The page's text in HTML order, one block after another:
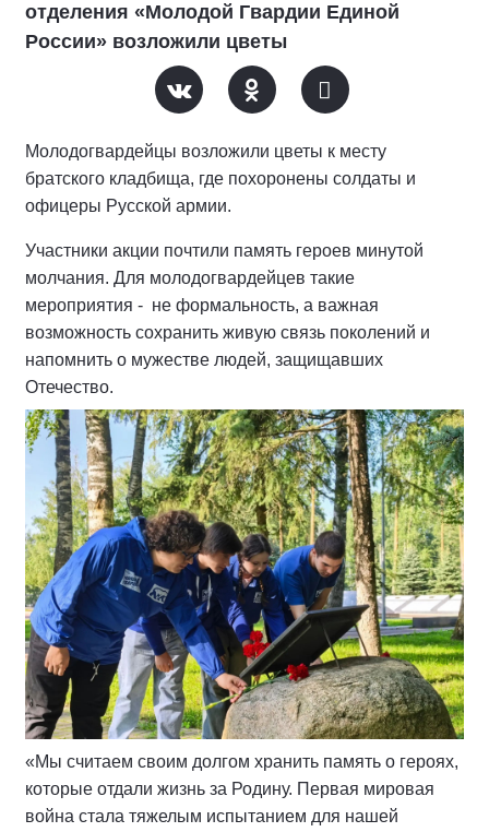
отделения «Молодой Гвардии Единой
России» возложили цветы
Молодогвардейцы возложили цветы к месту
братского кладбища, где похоронены солдаты и
офицеры Русской армии.
Участники акции почтили память героев минутой
молчания. Для молодогвардейцев такие
мероприятия - не формальность, а важная
возможность сохранить живую связь поколений и
напомнить о мужестве людей, защищавших
Отечество.
«Мы считаем своим долгом хранить память о героях,
которые отдали жизнь за Родину. Первая мировая
война стала тяжелым испытанием для нашей